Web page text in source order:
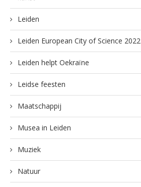
Leiden
Leiden European City of Science 2022
Leiden helpt Oekraïne
Leidse feesten
Maatschappij
Musea in Leiden
Muziek
Natuur